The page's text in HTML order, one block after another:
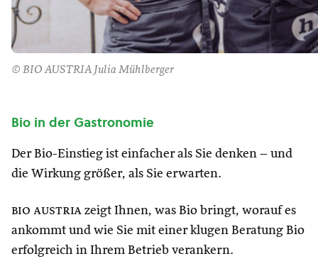
© BIO AUSTRIA Julia Mühlberger
Bio in der Gastronomie
Der Bio-Einstieg ist einfacher als Sie denken – und
die Wirkung größer, als Sie erwarten.
bio austria zeigt Ihnen, was Bio bringt, worauf es
ankommt und wie Sie mit einer klugen Beratung Bio
erfolgreich in Ihrem Betrieb verankern.